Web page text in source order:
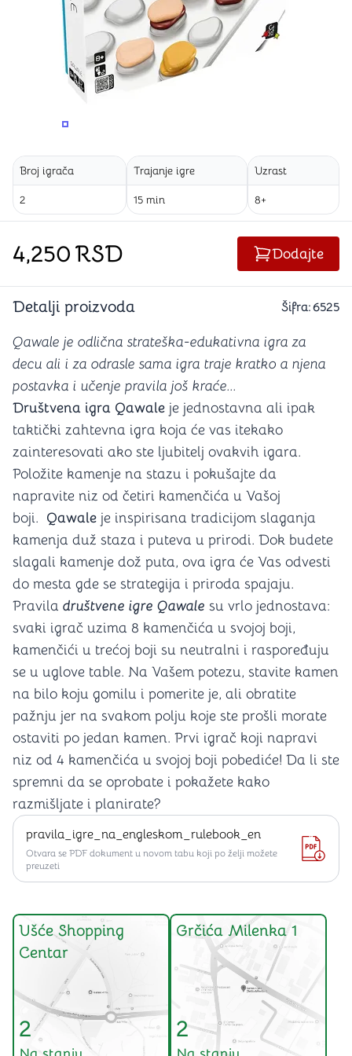
PROMENITE UGAO GLEDANJA
Broj igrača
2
Trajanje igre
15 min
Uzrast
8+
4,250RSD Dodajte
Detalji proizvoda Šifra:6525
Qawale je odlična strateška-edukativna igra za
decu ali i za odrasle sama igra traje kratko a njena
postavka i učenje pravila još kraće...
Društvena igra Qawale je jednostavna ali ipak
taktički zahtevna igra koja će vas itekako
zainteresovati ako ste ljubitelj ovakvih igara.
Položite kamenje na stazu i pokušajte da
napravite niz od četiri kamenčića u Vašoj
boji. Qawale je inspirisana tradicijom slaganja
kamenja duž staza i puteva u prirodi. Dok budete
slagali kamenje dož puta, ova igra će Vas odvesti
do mesta gde se strategija i priroda spajaju.
Pravila društvene igre Qawale su vrlo jednostava:
svaki igrač uzima 8 kamenčića u svojoj boji,
kamenčići u trećoj boji su neutralni i raspoređuju
se u uglove table. Na Vašem potezu, stavite kamen
na bilo koju gomilu i pomerite je, ali obratite
pažnju jer na svakom polju koje ste prošli morate
ostaviti po jedan kamen. Prvi igrač koji napravi
niz od 4 kamenčića u svojoj boji pobediće! Da li ste
spremni da se oprobate i pokažete kako
razmišljate i planirate?
pravila_igre_na_engleskom_rulebook_en
Otvara se PDF dokument u novom tabu koji po želji možete
preuzeti
Ušće Shopping
Centar
2
Grčića Milenka 1
2